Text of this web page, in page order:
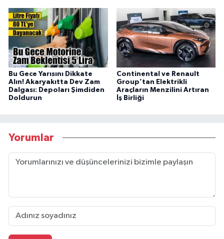
Bu Gece Yarısını Dikkate
Alın! Akaryakıtta Dev Zam
Dalgası: Depoları Şimdiden
Doldurun
Continental ve Renault
Group’tan Elektrikli
Araçların Menzilini Artıran
İş Birliği
Yorumlar